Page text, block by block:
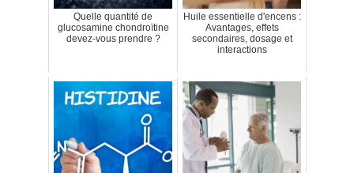
Quelle quantité de
glucosamine chondroïtine
devez-vous prendre ?
Huile essentielle d'encens :
Avantages, effets
secondaires, dosage et
interactions